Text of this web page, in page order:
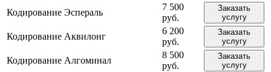
Кодирование Эспераль
7 500
руб.
Заказать
услугу
Кодирование Аквилонг
6 200
руб.
Заказать
услугу
Кодирование Алгоминал
8 500
руб.
Заказать
услугу